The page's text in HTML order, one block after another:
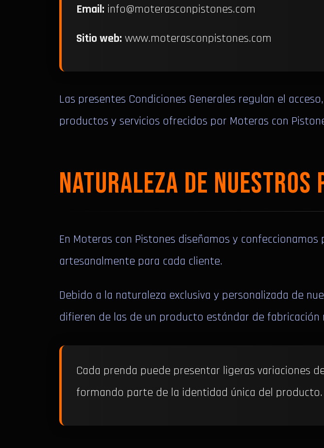
Email: info@moterasconpistones.com
Sitio web: www.moterasconpistones.com
Las presentes Condiciones Generales regulan el
productos y servicios ofrecidos por Moteras con
NATURALEZA DE NUESTROS
En Moteras con Pistones diseñamos y
artesanalmente para cada cliente.
Debido a la naturaleza exclusiva y personalizada de
difieren de las de un producto estándar de fabricación
Cada prenda puede presentar ligeras variaciones
formando parte de la identidad única del producto.